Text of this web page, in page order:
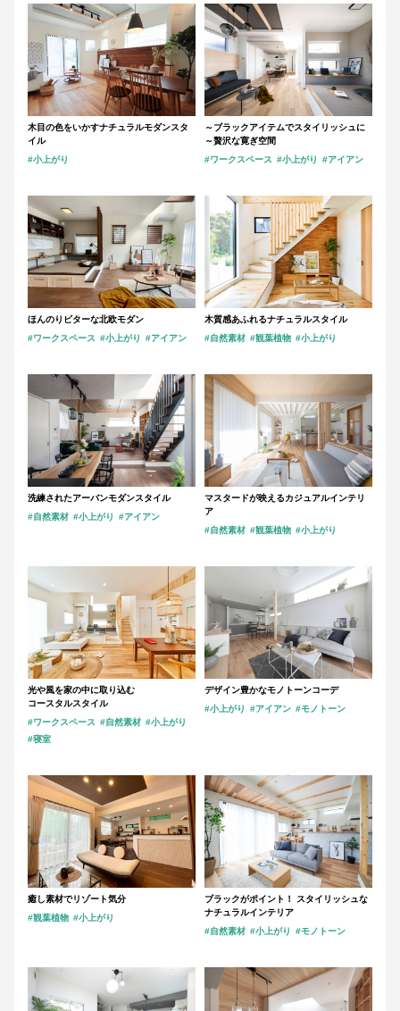
木目の色をいかすナチュラルモダンスタ
イル
#小上がり
～ブラックアイテムでスタイリッシュに
～贅沢な寛ぎ空間
#ワークスペース #小上がり #アイアン
ほんのりビターな北欧モダン
#ワークスペース #小上がり #アイアン
木質感あふれるナチュラルスタイル
#自然素材 #観葉植物 #小上がり
洗練されたアーバンモダンスタイル
#自然素材 #小上がり #アイアン
マスタードが映えるカジュアルインテリ
ア
#自然素材 #観葉植物 #小上がり
光や風を家の中に取り込む
コースタルスタイル
#ワークスペース #自然素材 #小上がり
#寝室
デザイン豊かなモノトーンコーデ
#小上がり
#アイアン #モノトーン
癒し素材でリゾート気分
#観葉植物 #小上がり
ブラックがポイント！ スタイリッシュな
ナチュラルインテリア
#自然素材 #小上がり #モノトーン